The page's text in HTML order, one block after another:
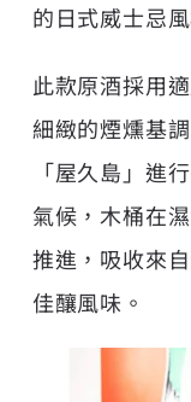
的日式威士忌風
此款原酒採用
細緻的煙燻基
「屋久島」進
氣候，木桶在
推進，吸收來
佳釀風味。